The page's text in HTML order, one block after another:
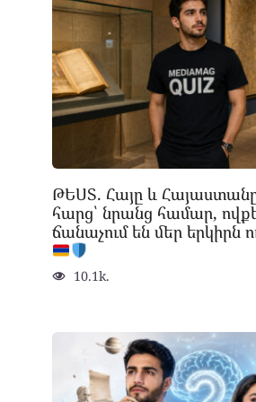
ԹԵՍՏ. Հայը և
հարց՝ նրանց համար,
ճանաչում են մեր երկիրն
10.1k.